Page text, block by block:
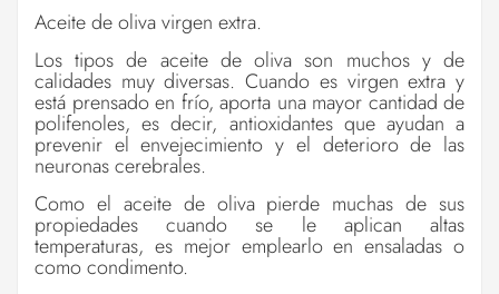
Aceite de oliva virgen extra.
Los tipos de aceite de oliva son muchos y de
calidades muy diversas. Cuando es virgen extra y
está prensado en frío, aporta una mayor cantidad de
polifenoles, es decir, antioxidantes que ayudan a
prevenir el envejecimiento y el deterioro de las
neuronas cerebrales.
Como el aceite de oliva pierde muchas de sus
propiedades cuando se le aplican altas
temperaturas, es mejor emplearlo en ensaladas o
como condimento.